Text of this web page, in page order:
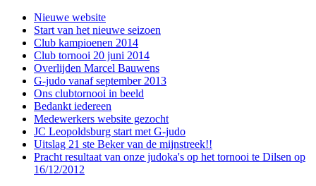
Nieuwe website
Start van het nieuwe seizoen
Club kampioenen 2014
Club tornooi 20 juni 2014
Overlijden Marcel Bauwens
G-judo vanaf september 2013
Ons clubtornooi in beeld
Bedankt iedereen
Medewerkers website gezocht
JC Leopoldsburg start met G-judo
Uitslag 21 ste Beker van de mijnstreek!!
Pracht resultaat van onze judoka's op het tornooi te Dilsen op
16/12/2012